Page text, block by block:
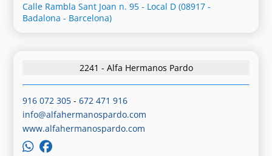
Calle Rambla Sant Joan n. 95 - Local D (08917 -
Badalona - Barcelona)
2241 - Alfa Hermanos Pardo
916 072 305 -672 471 916
info@alfahermanospardo.com
www.alfahermanospardo.com